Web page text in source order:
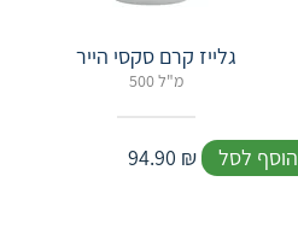
גלייז קרם סקסי הייר
500 מ"ל
94.90 ₪ הוסף לסל